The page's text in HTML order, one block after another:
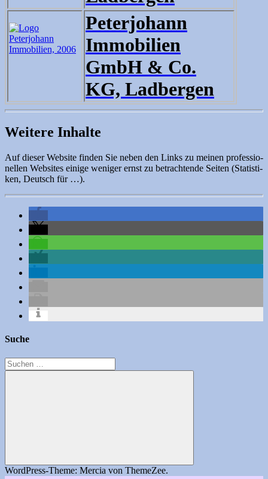
Peter­jo­hann
Immo­bi­li­en
GmbH & Co.
KG, Ladbergen
Weitere Inhalte
Auf die­ser Web­site fin­den Sie neben den Links zu mei­nen pro­fes­sio­
nel­len Web­sites eini­ge weni­ger ernst zu betrach­ten­de Sei­ten (Sta­tis­ti­
ken, Deutsch für …).
Suche
Suchen
nach:
Suchen
WordPress-Theme: Mercia von ThemeZee.